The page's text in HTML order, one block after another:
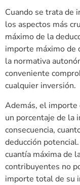
Cuando se trata de
los aspectos más
máximo de la
importe máximo de
la normativa
conveniente
cualquier inversión.
Además, el importe
un porcentaje de la
consecuencia,
deducción
cuantía máxima de
contribuyentes no
importe total de su